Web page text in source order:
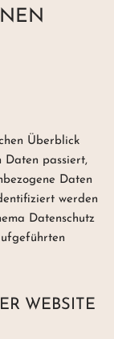
Überblick
Daten passiert,
Daten
werden
Datenschutz
WEBSITE